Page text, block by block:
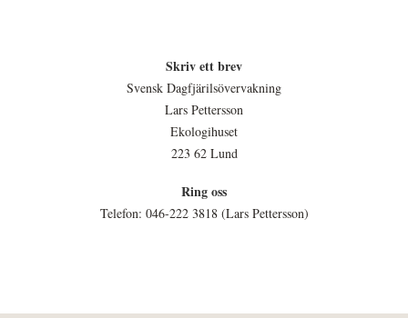
Skriv ett brev
Svensk Dagfjärilsövervakning
Lars Pettersson
Ekologihuset
223 62 Lund
Ring oss
Telefon: 046-222 3818 (Lars Pettersson)